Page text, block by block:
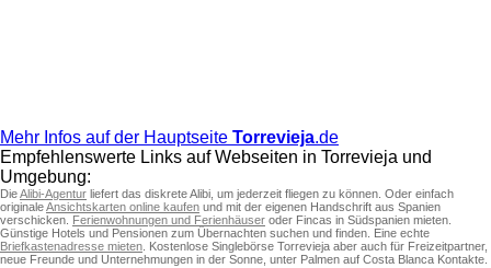
Mehr Infos auf der Hauptseite Torrevieja.de
Empfehlenswerte Links auf Webseiten in Torrevieja und
Umgebung:
DieAlibi-Agentur liefert das diskrete Alibi, um jederzeit fliegen zu können. Oder einfach
originaleAnsichtskarten online kaufen und mit der eigenen Handschrift aus Spanien
verschicken. Ferienwohnungen und Ferienhäuser oder Fincas in Südspanien mieten.
Günstige Hotels und Pensionen zum Übernachten suchen und finden. Eine echte
Briefkastenadresse mieten . Kostenlose Singlebörse Torrevieja aber auch für Freizeitpartner,
neue Freunde und Unternehmungen in der Sonne, unter Palmen auf Costa Blanca Kontakte.